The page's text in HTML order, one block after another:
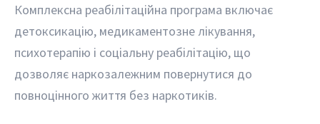
Комплексна реабілітаційна програма включає
детоксикацію, медикаментозне лікування,
психотерапію і соціальну реабілітацію, що
дозволяє наркозалежним повернутися до
повноцінного життя без наркотиків.